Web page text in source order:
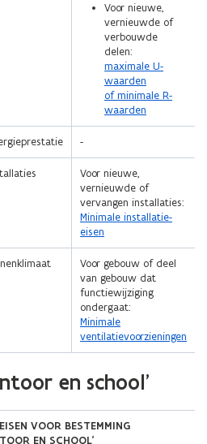
Voor nieuwe,
vernieuwde of
verbouwde
delen:
maximale U-
waarden
of minimale R-
waarden
-
Voor nieuwe,
vernieuwde of
vervangen installaties:
Minimale installatie-
eisen
Voor gebouw of deel
van gebouw dat
functiewijziging
ondergaat:
Minimale
ventilatievoorzieningen
en school'
VOOR BESTEMMING
EN SCHOOL’